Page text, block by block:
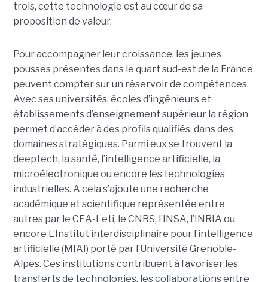
trois, cette technologie est au cœur de sa
proposition de valeur.
Pour accompagner leur croissance, les jeunes
pousses présentes dans le quart sud-est de la France
peuvent compter sur un réservoir de compétences.
Avec ses universités, écoles d’ingénieurs et
établissements d’enseignement supérieur la région
permet d’accéder à des profils qualifiés, dans des
domaines stratégiques. Parmi eux se trouvent la
deeptech, la santé, l’intelligence artificielle, la
microélectronique ou encore les technologies
industrielles. A cela s’ajoute une recherche
académique et scientifique représentée entre
autres par le CEA-Leti, le CNRS, l’INSA, l’INRIA ou
encore L’Institut interdisciplinaire pour l’intelligence
artificielle (MIAI) porté par l’Université Grenoble-
Alpes. Ces institutions contribuent à favoriser les
transferts de technologies, les collaborations entre